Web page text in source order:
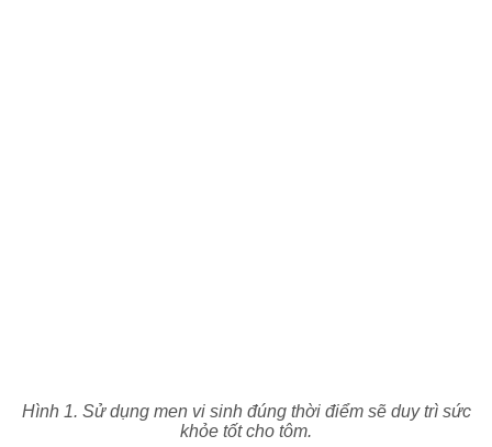
Hình 1. Sử dụng men vi sinh đúng thời điểm sẽ duy trì sức
khỏe tốt cho tôm.